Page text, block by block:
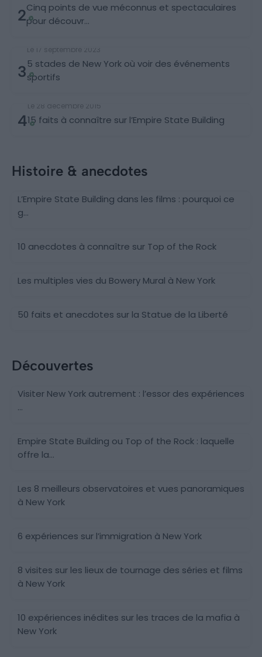
2Cinq points de vue méconnus et spectaculaires
pour découvr...
3
Le 17 septembre 2023
5 stades de New York où voir des événements
sportifs
4
Le 28 décembre 2015
15 faits à connaître sur l’Empire State Building
Histoire & anecdotes
L’Empire State Building dans les films : pourquoi ce
g...
10 anecdotes à connaître sur Top of the Rock
Les multiples vies du Bowery Mural à New York
50 faits et anecdotes sur la Statue de la Liberté
Découvertes
Visiter New York autrement : l’essor des expériences
...
Empire State Building ou Top of the Rock : laquelle
offre la...
Les 8 meilleurs observatoires et vues panoramiques
à New York
6 expériences sur l’immigration à New York
8 visites sur les lieux de tournage des séries et films
à New York
10 expériences inédites sur les traces de la mafia à
New York